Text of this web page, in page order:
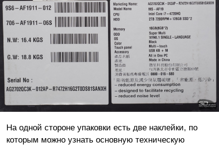
На одной стороне упаковки есть две наклейки, по
которым можно узнать основную техническую